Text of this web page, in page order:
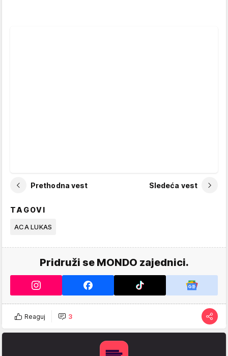
Prethodna vest Sledeća vest
TAGOVI
ACA LUKAS
Pridruži se MONDO zajednici.
Reaguj 3